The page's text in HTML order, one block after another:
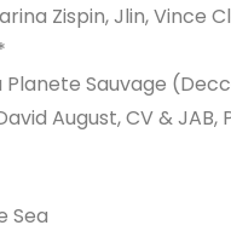
Zispin, Jlin, Vince
Sauvage
August, CV &
Sea